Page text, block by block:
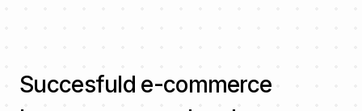
Succesfuld e-commerce